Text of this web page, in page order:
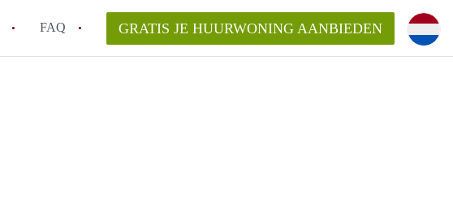
FAQ GRATIS JE HUURWONING AANBIEDEN